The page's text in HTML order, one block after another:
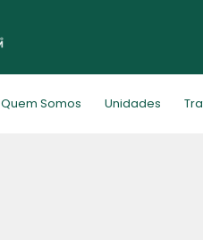
Quem Somos Unidades